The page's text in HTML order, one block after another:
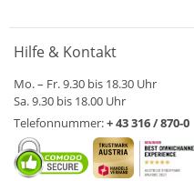
Hilfe & Kontakt
Mo. – Fr. 9.30 bis 18.30 Uhr
Sa. 9.30 bis 18.00 Uhr
Telefonnummer:+ 43 316 / 870-0